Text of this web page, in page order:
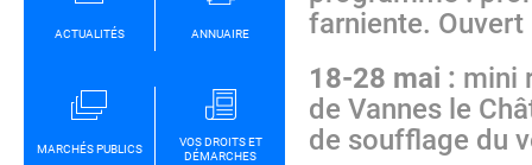
farniente. Ouvert
18-28 mai : mini
de Vannes le
de soufflage du
ACTUALITÉS ANNUAIRE
MARCHÉS PUBLICS
VOS DROITS ET
DÉMARCHES